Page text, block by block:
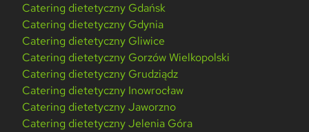
Catering dietetyczny Gdańsk
Catering dietetyczny Gdynia
Catering dietetyczny Gliwice
Catering dietetyczny Gorzów Wielkopolski
Catering dietetyczny Grudziądz
Catering dietetyczny Inowrocław
Catering dietetyczny Jaworzno
Catering dietetyczny Jelenia Góra